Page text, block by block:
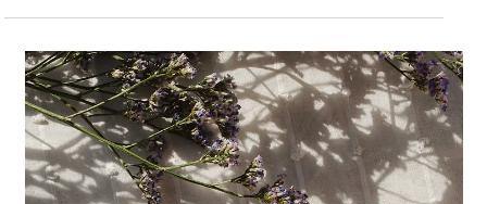
לכל עדה מנהגים ומאכלים שונים אך הסימנים של ראש השנה דומים. יש
המסתפקים בתפוח בדבש ויש העורכים שולחן מלא במאכלים, ריחות
וצבעים. אני נוהגת להכין שולחן מלא במאכלים הכוללים את הסימנים
הקבועים ולשלב מאכלים נוספים המסמלים ברכות ואיחולים נוספים. אתן
לכם כאן קצת מההלכה כפי שנהוג וקצת מהפן האישי שלי. סדר הברכו